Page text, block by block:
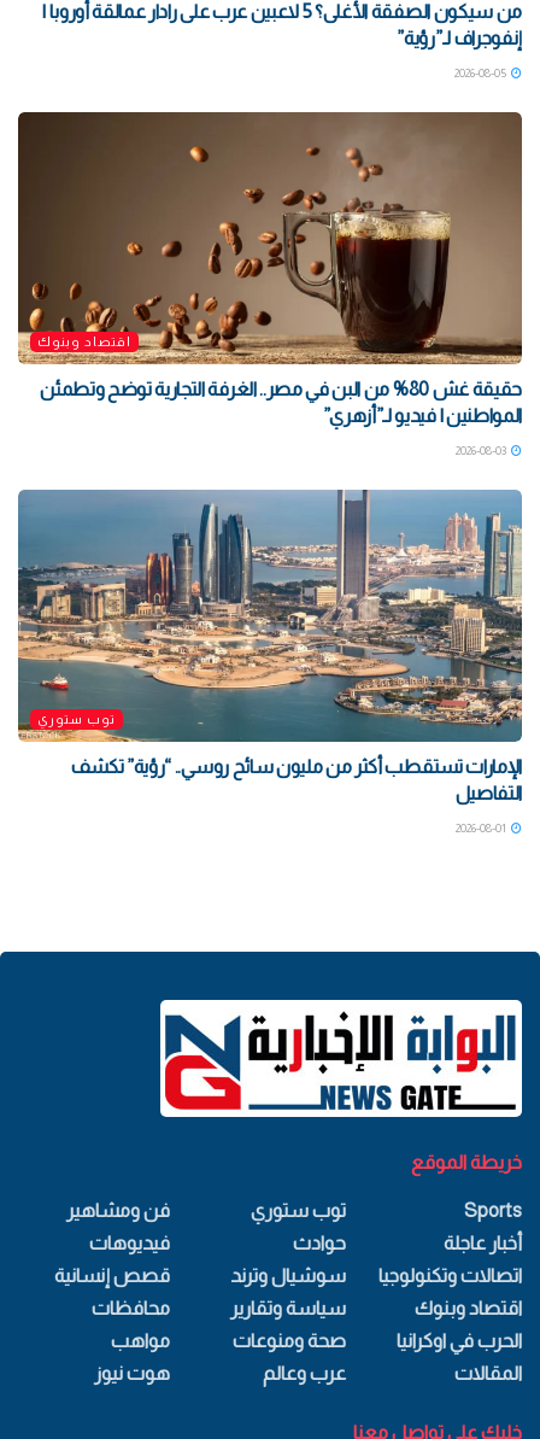
من سيكون الصفقة الأغلى؟ 5 لاعبين عرب على رادار عمالقة أوروبا |
إنفوجراف لـ”رؤية”
اقتصاد وبنوك
حقيقة غش 80% من البن في مصر.. الغرفة التجارية توضح وتطمئن
المواطنين | فيديو لـ”أزهري”
توب ستوري
الإمارات تستقطب أكثر من مليون سائح روسي.. “رؤية” تكشف
التفاصيل
خريطة الموقع
Sports
أخبار عاجلة
اتصالات وتكنولوجيا
اقتصاد وبنوك
الحرب في اوكرانيا
المقالات
توب ستوري
حوادث
سوشيال وترند
سياسة وتقارير
صحة ومنوعات
عرب وعالم
فن ومشاهير
فيديوهات
قصص إنسانية
محافظات
مواهب
هوت نيوز
خليك علي تواصل معنا